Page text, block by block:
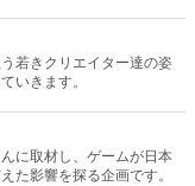
若きクリエイター達の姿
いきます。
に取材し、ゲームが日本
た影響を探る企画です。